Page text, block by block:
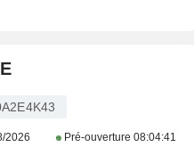
2026 Pré-ouverture 08:04:41